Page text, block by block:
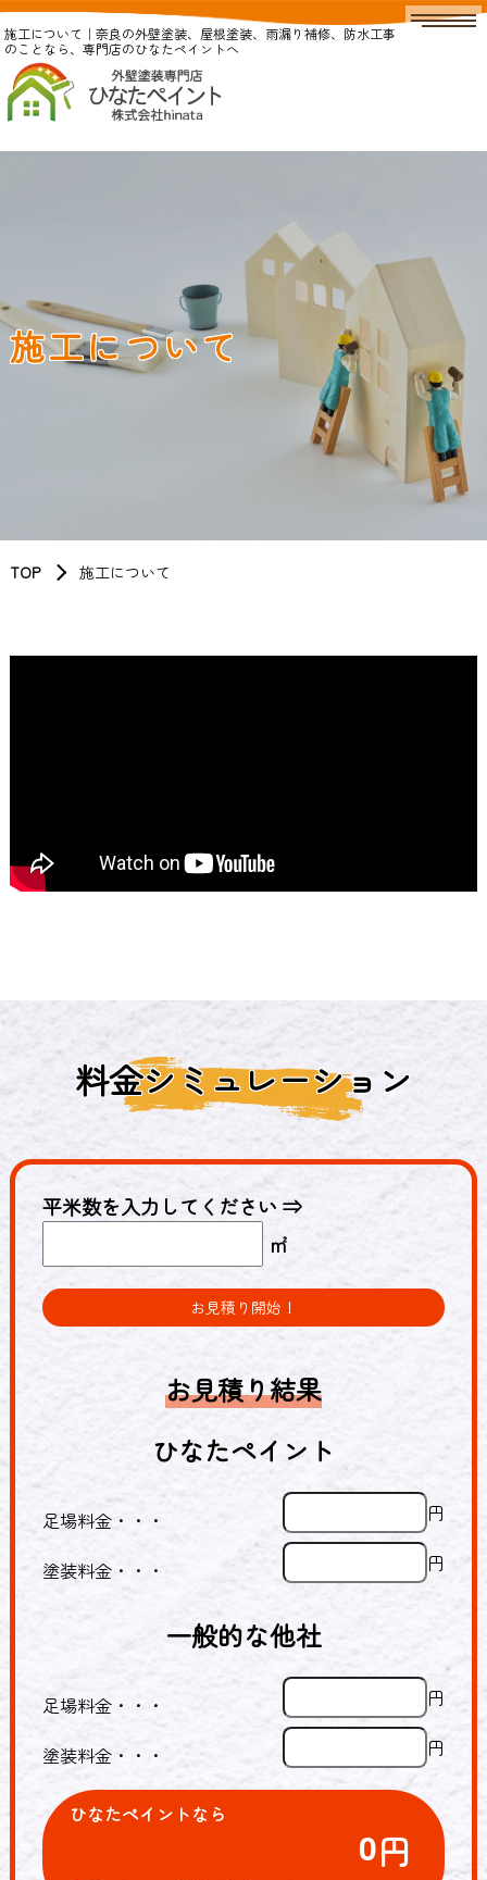
施工について｜奈良の外壁塗装、屋根塗装、雨漏り補修、防水工事
のことなら、専門店のひなたペイントへ
施工について
TOP 施工について
料金シミュレーション
平米数を入力してください ⇒
㎡
お見積り開始！
お見積り結果
ひなたペイント
足場料金・・・ 円
塗装料金・・・ 円
一般的な他社
足場料金・・・ 円
塗装料金・・・ 円
ひなたペイントなら
0円